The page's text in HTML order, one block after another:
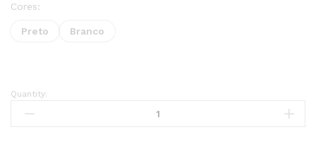
Cores:
Preto Branco
Suporte
Quantity: